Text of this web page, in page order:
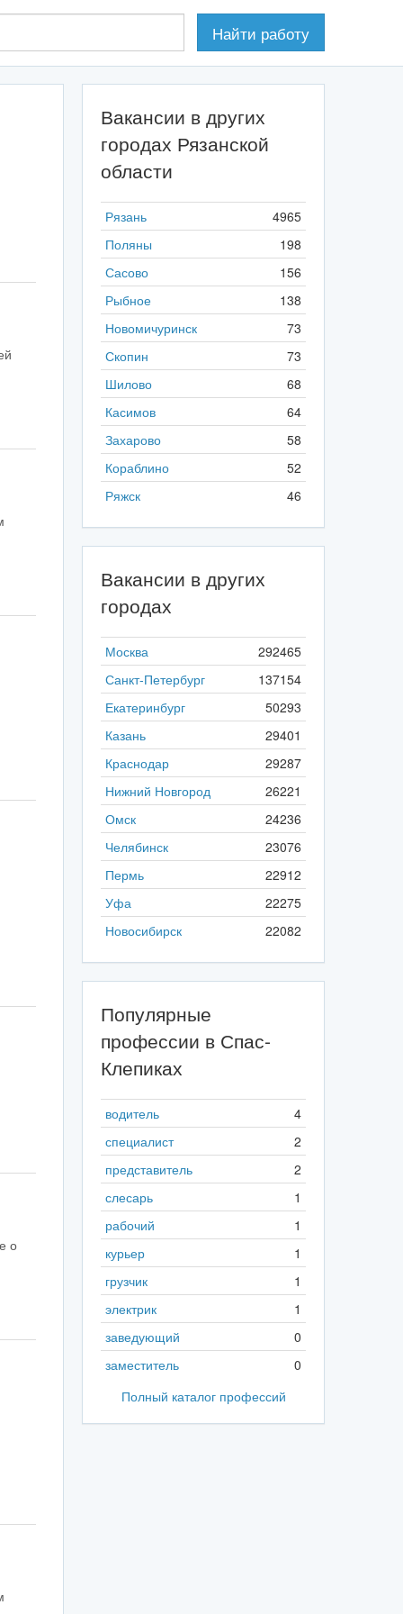
Найти работу
о
Вакансии в других
городах Рязанской
области
Рязань
4965
Поляны
198
Сасово
156
Рыбное
138
Новомичуринск
73
Скопин
73
Шилово
68
Касимов
64
Захарово
58
Кораблино
52
Ряжск
46
Вакансии в других
городах
Москва
292465
Санкт-Петербург
137154
Екатеринбург
50293
Казань
29401
Краснодар
29287
Нижний Новгород
26221
Омск
24236
Челябинск
23076
Пермь
22912
Уфа
22275
Новосибирск
22082
Популярные
профессии в Спас-
Клепиках
водитель
4
специалист
2
представитель
2
слесарь
1
рабочий
1
курьер
1
грузчик
1
электрик
1
заведующий
0
заместитель
0
Полный каталог профессий